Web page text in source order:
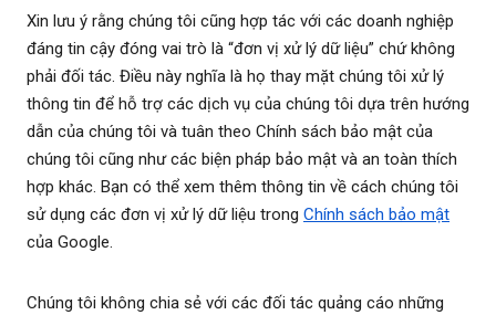
Xin lưu ý rằng chúng tôi cũng hợp tác với các doanh nghiệp
đáng tin cậy đóng vai trò là “đơn vị xử lý dữ liệu” chứ không
phải đối tác. Điều này nghĩa là họ thay mặt chúng tôi xử lý
thông tin để hỗ trợ các dịch vụ của chúng tôi dựa trên hướng
dẫn của chúng tôi và tuân theo Chính sách bảo mật của
chúng tôi cũng như các biện pháp bảo mật và an toàn thích
hợp khác. Bạn có thể xem thêm thông tin về cách chúng tôi
sử dụng các đơn vị xử lý dữ liệu trong Chính sách bảo mật
của Google.
Chúng tôi không chia sẻ với các đối tác quảng cáo những